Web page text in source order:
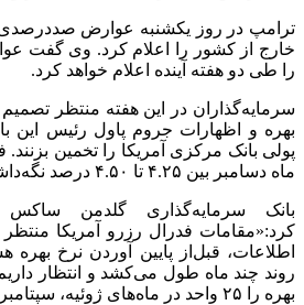
ترامپ در روز یکشنبه عوارض صددرصدی
خارج از کشور را اعلام کرد. وی گفت
را طی دو هفته آینده اعلام خواهد کرد.
سرمایه‌گذاران در این هفته منتظر
بهره و اظهارات جروم پاول رئیس این
پولی بانک مرکزی آمریکا را تخمین بزنند.
ماه دسامبر بین ۴.۲۵ تا ۴.۵۰ درصد نگه‌داشته است.
بانک سرمایه‌گذاری گلدمن
کرد:«مقامات فدرال رزرو آمریکا منتظر
اطلاعات، قبل‌از پایین آوردن نرخ بهره
روند چند ماه طول می‌کشد و انتظار
بهره را ۲۵ واحد در ماه‌های ژوئیه، سپتامبر و اکتبر پایین بیاورد».